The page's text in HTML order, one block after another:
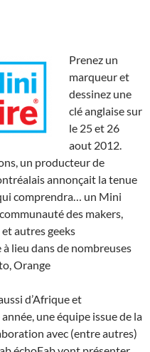
Prenez un
marqueur et
dessinez une
clé anglaise sur
le 25 et 26
aout 2012.
un producteur de
annonçait la tenue
comprendra… un Mini
des makers,
autres geeks
lieu dans de nombreuses
Orange
d’Afrique et
une équipe issue de la
avec (entre autres)